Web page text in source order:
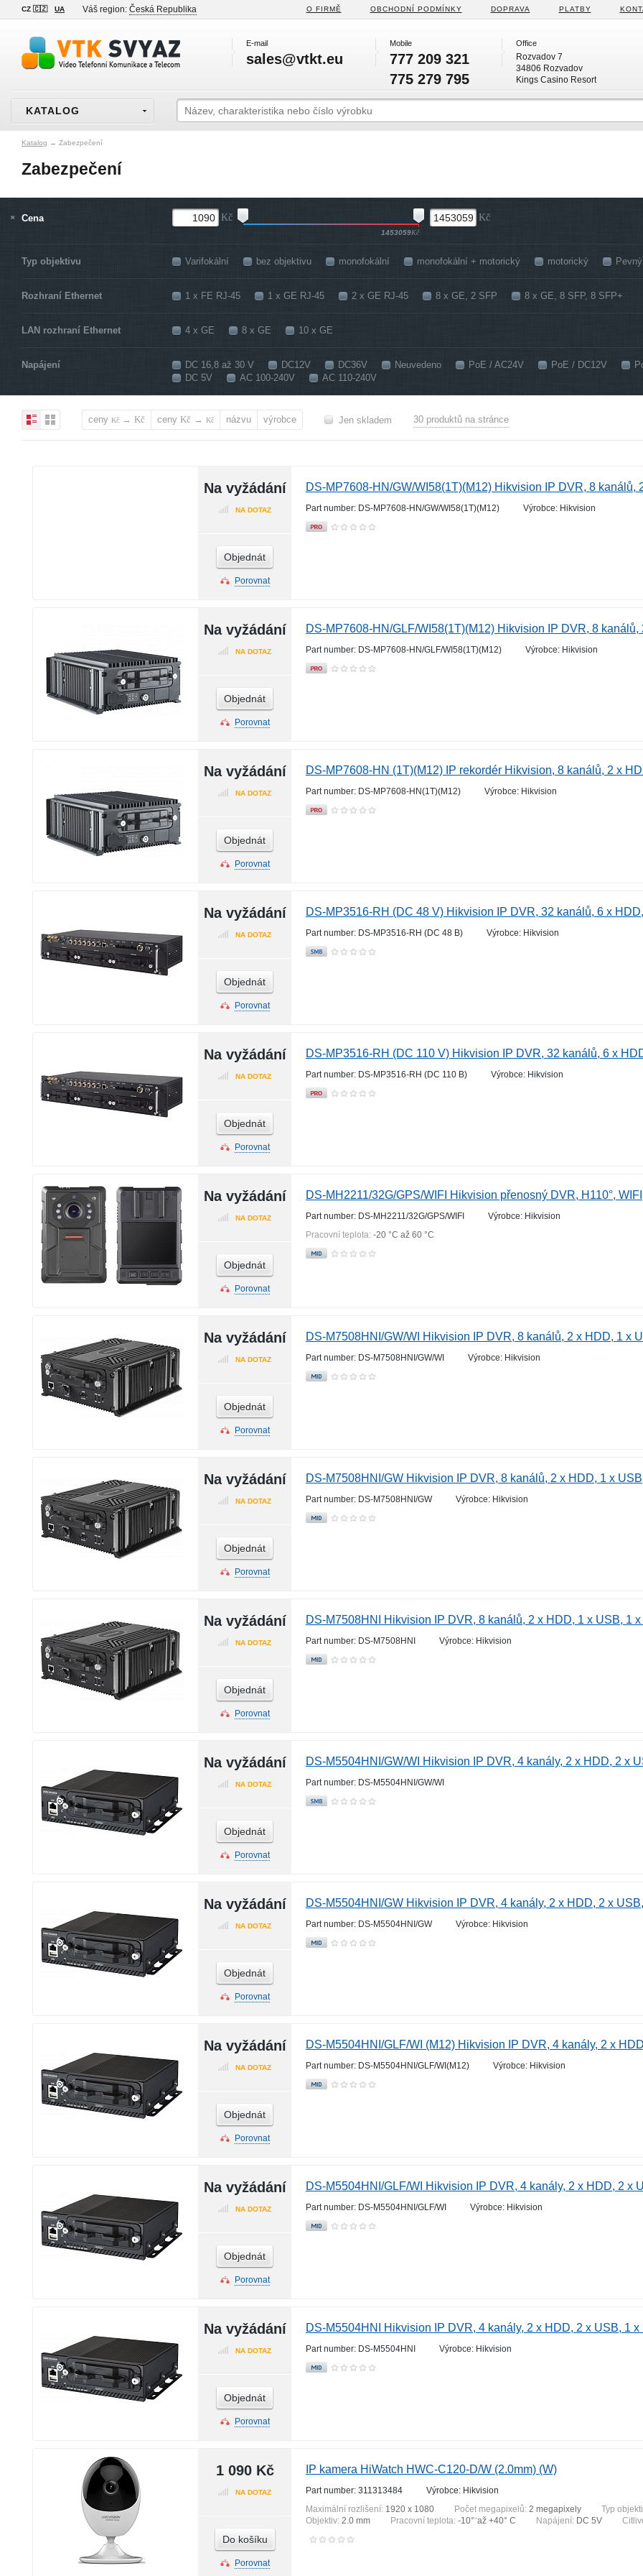
CZ 🇨🇿 UA Váš region: Česká Republika O FIRMĚ OBCHODNÍ PODMÍNKY DOPRAVA PLATBY
E-mail
sales@vtkt.eu
Mobile
777 209 321
775 279 795
Office
Rozvadov 7
34806 Rozvadov
Kings Casino Resort
KATALOG
Katalog → Zabezpečení
Zabezpečení
Cena Kč
1453059Kč
Kč
Typ objektivu Varifokální bez objektivu monofokální monofokální + motorický motorický
Rozhraní Ethernet 1 x FE RJ-45 1 x GE RJ-45 2 x GE RJ-45 8 x GE, 2 SFP 8 x GE, 8 SFP, 8 SFP+
LAN rozhraní Ethernet 4 x GE 8 x GE 10 x GE
Napájení DC 16,8 až 30 V DC12V DC36V Neuvedeno PoE / AC24V PoE / DC12V
DC 5V
AC 100-240V AC 110-240V
ceny Kč → Kč ceny Kč → Kč názvu výrobce Jen skladem 30 produktů na stránce
Na vyžádání
NA DOTAZ
Objednát
Porovnat
DS-MP7608-HN/GW/WI58(1T)(M12) Hikvision IP DVR, 8 kanálů,
Part number: DS-MP7608-HN/GW/WI58(1T)(M12) Výrobce: Hikvision
Na vyžádání
NA DOTAZ
Objednát
Porovnat
DS-MP7608-HN/GLF/WI58(1T)(M12) Hikvision IP DVR, 8 kanálů,
Part number: DS-MP7608-HN/GLF/WI58(1T)(M12) Výrobce: Hikvision
Na vyžádání
NA DOTAZ
Objednát
Porovnat
DS-MP7608-HN (1T)(M12) IP rekordér Hikvision, 8 kanálů, 2 x
Part number: DS-MP7608-HN(1T)(M12) Výrobce: Hikvision
Na vyžádání
NA DOTAZ
Objednát
Porovnat
DS-MP3516-RH (DC 48 V) Hikvision IP DVR, 32 kanálů, 6 x
Part number: DS-MP3516-RH (DC 48 В) Výrobce: Hikvision
Na vyžádání
NA DOTAZ
Objednát
Porovnat
DS-MP3516-RH (DC 110 V) Hikvision IP DVR, 32 kanálů, 6 x
Part number: DS-MP3516-RH (DC 110 В) Výrobce: Hikvision
Na vyžádání
NA DOTAZ
Objednát
Porovnat
DS-MH2211/32G/GPS/WIFI Hikvision přenosný DVR, H110°,
Part number: DS-MH2211/32G/GPS/WIFI
Výrobce: Hikvision
Pracovní teplota: -20 °С až 60 °С
Na vyžádání
NA DOTAZ
Objednát
Porovnat
DS-M7508HNI/GW/WI Hikvision IP DVR, 8 kanálů, 2 x HDD, 1 x
Part number: DS-M7508HNI/GW/WI Výrobce: Hikvision
Na vyžádání
NA DOTAZ
Objednát
Porovnat
DS-M7508HNI/GW Hikvision IP DVR, 8 kanálů, 2 x HDD, 1 x
Part number: DS-M7508HNI/GW Výrobce: Hikvision
Na vyžádání
NA DOTAZ
Objednát
Porovnat
DS-M7508HNI Hikvision IP DVR, 8 kanálů, 2 x HDD, 1 x USB, 1 x
Part number: DS-M7508HNI Výrobce: Hikvision
Na vyžádání
NA DOTAZ
Objednát
Porovnat
DS-M5504HNI/GW/WI Hikvision IP DVR, 4 kanály, 2 x HDD, 2 x
Part number: DS-M5504HNI/GW/WI
Na vyžádání
NA DOTAZ
Objednát
Porovnat
DS-M5504HNI/GW Hikvision IP DVR, 4 kanály, 2 x HDD, 2 x
Part number: DS-M5504HNI/GW Výrobce: Hikvision
Na vyžádání
NA DOTAZ
Objednát
Porovnat
DS-M5504HNI/GLF/WI (M12) Hikvision IP DVR, 4 kanály, 2 x HDD
Part number: DS-M5504HNI/GLF/WI(M12) Výrobce: Hikvision
Na vyžádání
NA DOTAZ
Objednát
Porovnat
DS-M5504HNI/GLF/WI Hikvision IP DVR, 4 kanály, 2 x HDD, 2 x
Part number: DS-M5504HNI/GLF/WI Výrobce: Hikvision
Na vyžádání
NA DOTAZ
Objednát
Porovnat
DS-M5504HNI Hikvision IP DVR, 4 kanály, 2 x HDD, 2 x USB, 1 x
Part number: DS-M5504HNI Výrobce: Hikvision
1 090 Kč
NA DOTAZ
Do košíku
Porovnat
IP kamera HiWatch HWC-C120-D/W (2.0mm) (W)
Part number: 311313484
Výrobce: Hikvision
Maximální rozlišení: 1920 x 1080 Počet megapixelů: 2 megapixely Typ
Objektiv: 2.0 mm Pracovní teplota: -10°¨až +40° C Napájení: DC 5V